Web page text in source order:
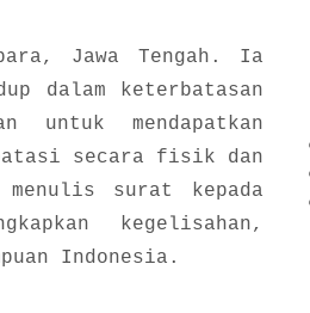
Jawa Tengah. Ia
dalam keterbatasan
untuk mendapatkan
secara fisik dan
surat kepada
kegelisahan,
Indonesia.